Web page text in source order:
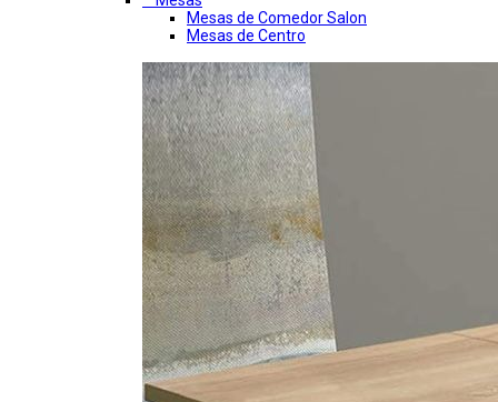
Mesas de Comedor Salon
Mesas de Centro